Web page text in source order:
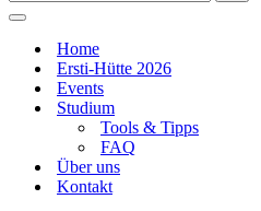
nach …
Navigations-
Home
Ersti-Hütte 2026
Events
Studium
Tools & Tipps
FAQ
Über uns
Kontakt